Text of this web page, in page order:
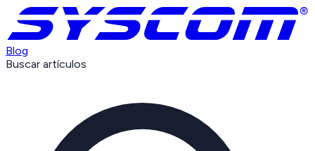
Blog
Buscar artículos